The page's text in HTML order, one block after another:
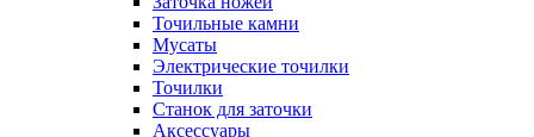
Точильные камни
Мусаты
Электрические точилки
Точилки
Станок для заточки
Аксессуары